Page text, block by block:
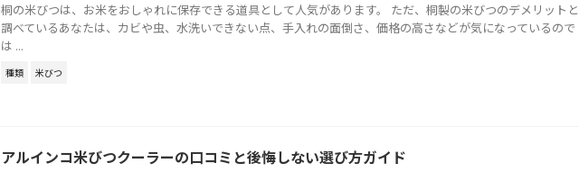
桐の米びつは、お米をおしゃれに保存できる道具として人気があります。 ただ、桐製の米びつのデメリットと
調べているあなたは、カビや虫、水洗いできない点、手入れの面倒さ、価格の高さなどが気になっているので
は ...
種類 米びつ
アルインコ米びつクーラーの口コミと後悔しない選び方ガイド